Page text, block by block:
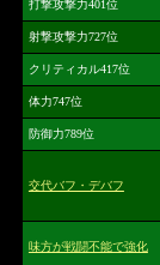
打撃攻撃力401位
射撃攻撃力727位
クリティカル417位
体力747位
防御力789位
交代バフ・デバフ
味方が戦闘不能で強化